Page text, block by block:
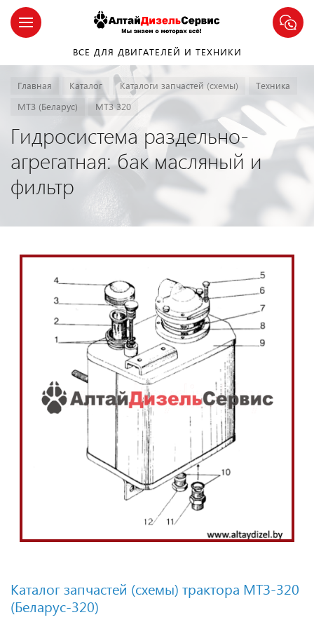
ВСЕ ДЛЯ ДВИГАТЕЛЕЙ И ТЕХНИКИ
Главная Каталог Каталоги запчастей (схемы)
Техника
МТЗ (Беларус)
МТЗ 320
Гидросистема раздельно-
агрегатная: бак масляный и
фильтр
Каталог запчастей (схемы) трактора МТЗ-320
(Беларус-320)